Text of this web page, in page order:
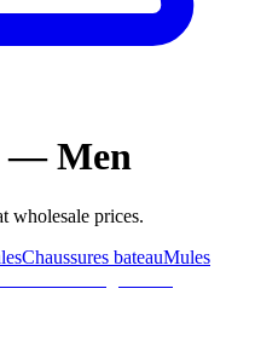
— Men
wholesale prices.
Chaussures bateauMules